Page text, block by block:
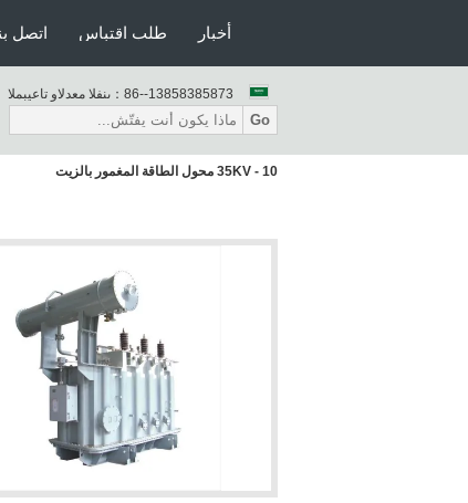
اتصل طلب اقتباس أخبار
المبيعات والدعم الفنى： 86--13858385873
Go
10 - 35KV محول الطاقة المغمور بالزيت